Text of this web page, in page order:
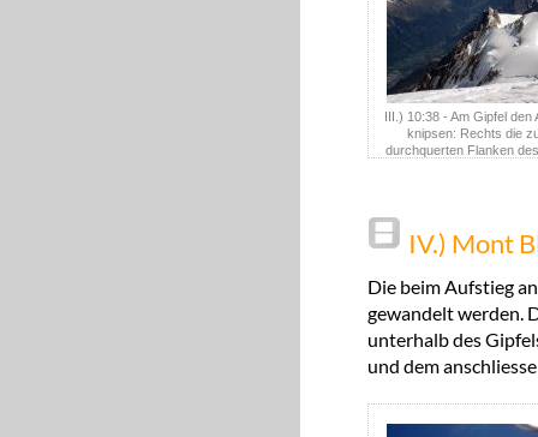
III.) 10:38 - Am Gipfel den
knipsen: Rechts die
durchquerten Flanken
IV.) Mont
Die beim Aufstieg
gewandelt werden.
unterhalb des
und dem